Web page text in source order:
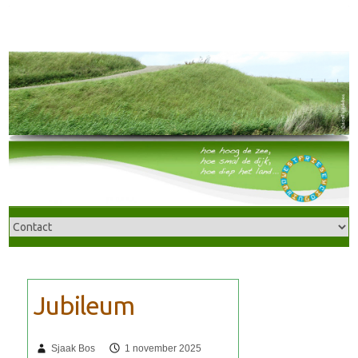
Sjaak Bos 1 november 2025